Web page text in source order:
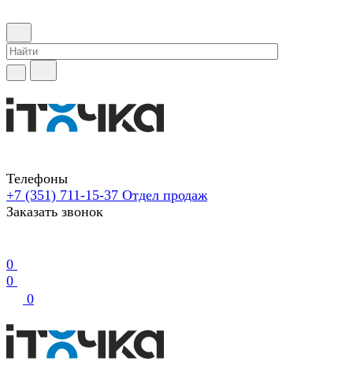
Телефоны
+7 (351) 711-15-37 Отдел продаж
Заказать звонок
0
0
0